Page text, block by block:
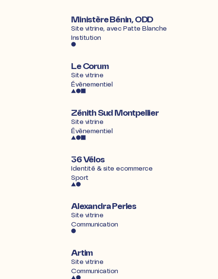
Ministère Bénin, ODD
Site vitrine, avecPatte Blanche
Institution
Le Corum
Site vitrine
Évènementiel
Zénith Sud Montpellier
Site vitrine
Évènementiel
36 Vélos
Identité & site ecommerce
Sport
Alexandra Perles
Site vitrine
Communication
Artim
Site vitrine
Communication